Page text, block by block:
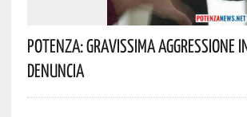
Potenza: Gravissima Aggressione
Denuncia